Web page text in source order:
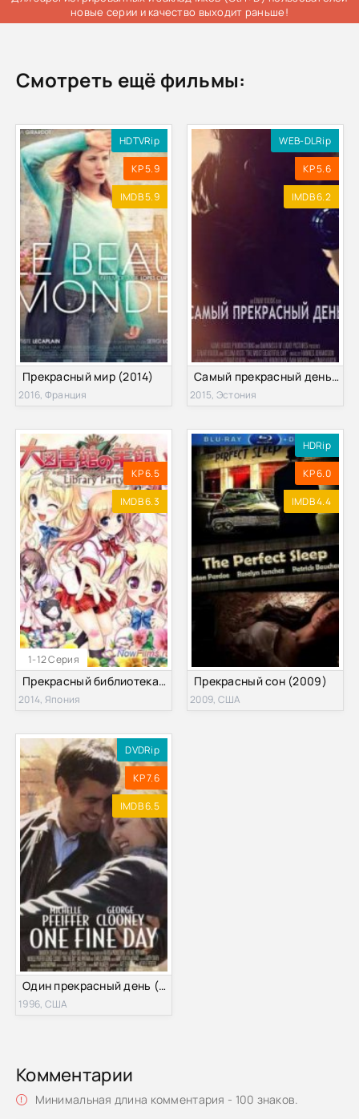
новые серии и качество выходит раньше!
Смотреть ещё фильмы:
HDTVRip
KP 5.9
IMDB 5.9
Прекрасный мир (2014)
2016, Франция
WEB-DLRip
KP 5.6
IMDB 6.2
Самый прекрасный день (2015)
2015, Эстония
1-12 Серия
KP 6.5
IMDB 6.3
Прекрасный библиотекарь (2014)
2014, Япония
HDRip
KP 6.0
IMDB 4.4
Прекрасный сон (2009)
2009, США
DVDRip
KP 7.6
IMDB 6.5
Один прекрасный день (1996)
1996, США
Комментарии
Минимальная длина комментария - 100 знаков.